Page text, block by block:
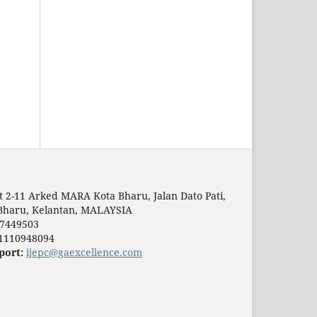
2-11 Arked MARA Kota Bharu, Jalan Dato Pati,
Kelantan, MALAYSIA
ijepc@gaexcellence.com